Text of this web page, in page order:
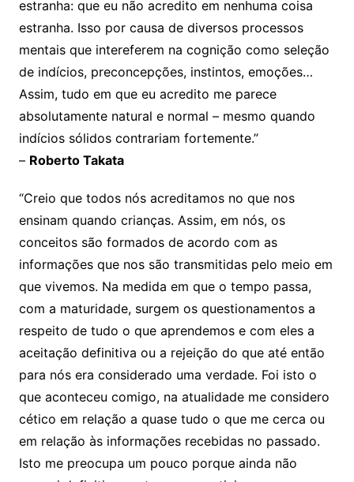
estranha: que eu não acredito em nenhuma coisa
estranha. Isso por causa de diversos processos
mentais que intereferem na cognição como seleção
de indícios, preconcepções, instintos, emoções…
Assim, tudo em que eu acredito me parece
absolutamente natural e normal – mesmo quando
indícios sólidos contrariam fortemente.”
– Roberto Takata
“Creio que todos nós acreditamos no que nos
ensinam quando crianças. Assim, em nós, os
conceitos são formados de acordo com as
informações que nos são transmitidas pelo meio em
que vivemos. Na medida em que o tempo passa,
com a maturidade, surgem os questionamentos a
respeito de tudo o que aprendemos e com eles a
aceitação definitiva ou a rejeição do que até então
para nós era considerado uma verdade. Foi isto o
que aconteceu comigo, na atualidade me considero
cético em relação a quase tudo o que me cerca ou
em relação às informações recebidas no passado.
Isto me preocupa um pouco porque ainda não